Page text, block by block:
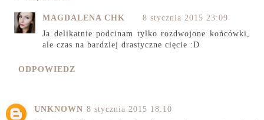
MAGDALENA CHK
8 stycznia 2015 23:09
Ja delikatnie podcinam tylko rozdwojone końcówki,
ale czas na bardziej drastyczne cięcie :D
ODPOWIEDZ
UNKNOWN 8 stycznia 2015 18:10